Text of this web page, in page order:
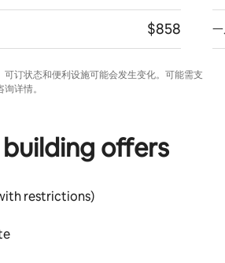
$858
可订状态和便利设施可能会发生变化。可能需支
详情。
offers
restrictions)